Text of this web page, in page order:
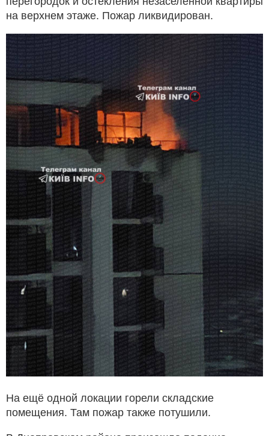
на верхнем этаже. Пожар ликвидирован.
На ещё одной локации горели складские
помещения. Там пожар также потушили.